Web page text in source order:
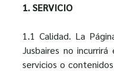
1. SERVICIO
1.1 Calidad. La
Jusbaires no
servicios o